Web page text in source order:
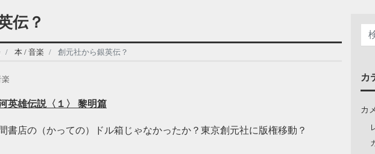
伝？
本 / 音楽 創元社から銀英伝？
楽
英雄伝説〈１〉 黎明篇
書店の（かっての）ドル箱じゃなかったか？東京創元社に版権移動？
カ
カ